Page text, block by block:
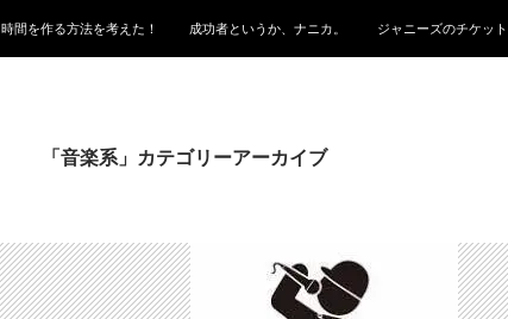
時間を作る方法を考えた！ 成功者というか、ナニカ。 ジャニーズのチケッ
「音楽系」カテゴリーアーカイブ